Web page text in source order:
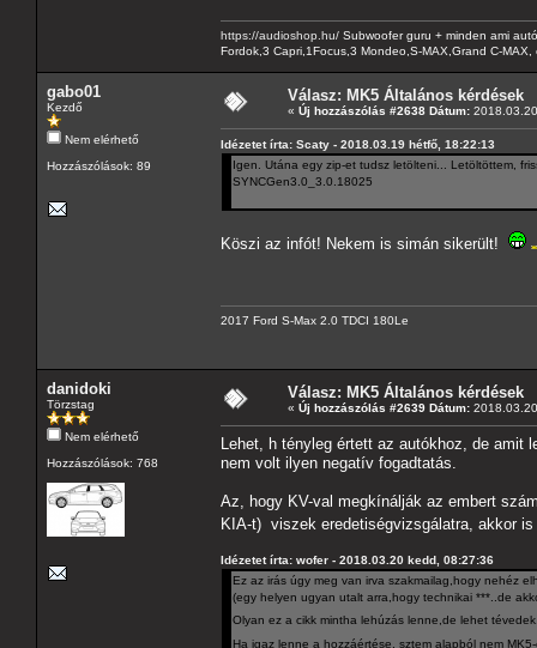
https://audioshop.hu/ Subwoofer guru + minden ami
Fordok,3 Capri,1Focus,3 Mondeo,S-MAX,Grand C-
gabo01
Kezdő
Nem elérhető
Hozzászólások: 89
Válasz: MK5 Általános kérdések
« Új hozzászólás #2638 Dátum:
Idézetet írta: Scaty - 2018.03.19 hétfő, 18:22:13
Igen. Utána egy zip-et tudsz letölteni... Letöltöttem,
SYNCGen3.0_3.0.18025
Köszi az infót! Nekem is simán sikerült!
2017 Ford S-Max 2.0 TDCI 180Le
danidoki
Törzstag
Nem elérhető
Hozzászólások: 768
Válasz: MK5 Általános kérdések
« Új hozzászólás #2639 Dátum:
Lehet, h tényleg értett az autókhoz, de
nem volt ilyen negatív fogadtatás.
Az, hogy KV-val megkínálják az embert
KIA-t) viszek eredetiségvizsgálatra, akkor
Idézetet írta: wofer - 2018.03.20 kedd, 08:27:36
Ez az irás úgy meg van irva szakmailag,hogy nehéz
(egy helyen ugyan utalt arra,hogy technikai ***..de
Olyan ez a cikk mintha lehúzás lenne,de lehet
Ha igaz lenne a hozzáértése, sztem alapból nem